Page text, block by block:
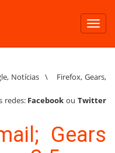
, Notícias \ Firefox,Gears,
redes: Facebook ouTwitter
Gears